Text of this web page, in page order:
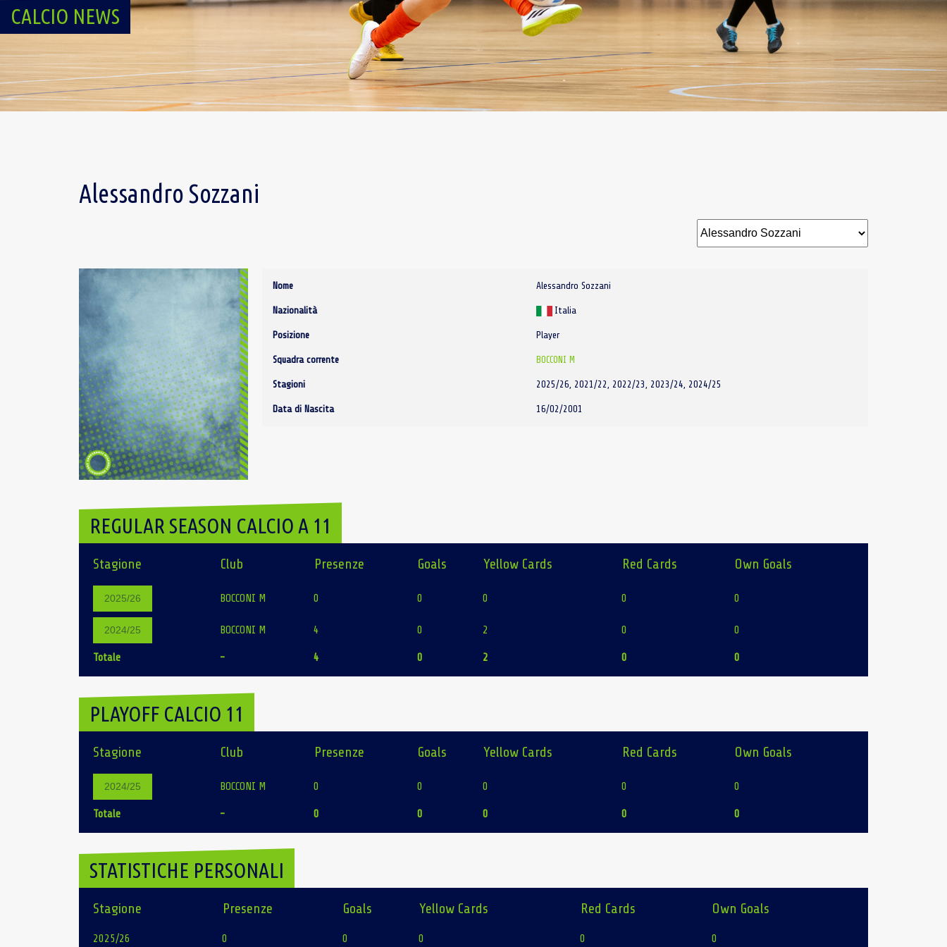
CALCIO NEWS
Alessandro Sozzani
Nome Alessandro Sozzani
Nazionalità Italia
Posizione Player
Squadra corrente BOCCONI M
Stagioni 2025/26, 2021/22, 2022/23, 2023/24, 2024/25
Data di Nascita 16/02/2001
REGULAR SEASON CALCIO A 11
Stagione Club Presenze Goals Yellow Cards Red Cards Own Goals
2025/26 BOCCONI M 0 0 0 0 0
2024/25 BOCCONI M 4 0 2 0 0
Totale - 4 0 2 0 0
PLAYOFF CALCIO 11
Stagione Club Presenze Goals Yellow Cards Red Cards Own Goals
2024/25 BOCCONI M 0 0 0 0 0
Totale - 0 0 0 0 0
STATISTICHE PERSONALI
Stagione Presenze Goals Yellow Cards Red Cards Own Goals
2025/26 0 0 0 0 0